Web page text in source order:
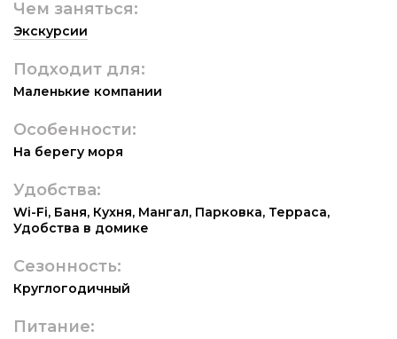
Чем заняться:
Экскурсии
Подходит для:
Маленькие компании
Особенности:
На берегу моря
Удобства:
Wi-Fi, Баня, Кухня, Мангал, Парковка, Терраса,
Удобства в домике
Сезонность:
Круглогодичный
Питание: